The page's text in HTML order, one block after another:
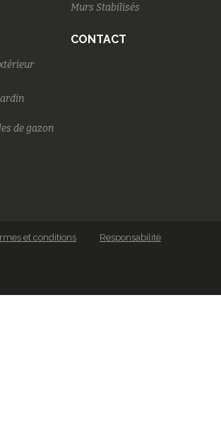
Murs Stabilisés
de gazon
CONTACT
et conditions
Responsabilité